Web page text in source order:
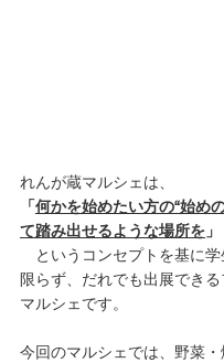
れんが蔵マルシェは、
「何かを始めたい方の“始め
て踏み出せるような場所を 」
というコンセプトを基に学
限らず、だれでも出展でき
マルシェです。
今回のマルシェでは、野菜